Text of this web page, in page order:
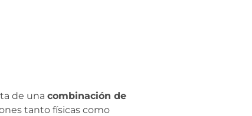
de una combinación de
tanto físicas como